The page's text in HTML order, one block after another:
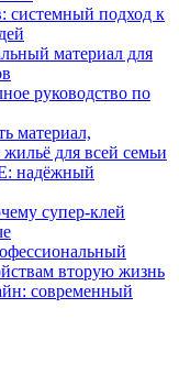
системный подход к
материал для
руководство по
материал,
для всей семьи
надёжный
супер‑клей
вторую жизнь
современный